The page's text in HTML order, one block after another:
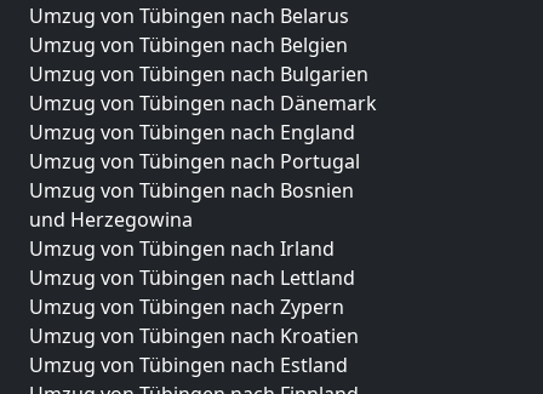
Umzug von Tübingen nach Belarus
Umzug von Tübingen nach Belgien
Umzug von Tübingen nach Bulgarien
Umzug von Tübingen nach Dänemark
Umzug von Tübingen nach England
Umzug von Tübingen nach Portugal
Umzug von Tübingen nach Bosnien
und Herzegowina
Umzug von Tübingen nach Irland
Umzug von Tübingen nach Lettland
Umzug von Tübingen nach Zypern
Umzug von Tübingen nach Kroatien
Umzug von Tübingen nach Estland